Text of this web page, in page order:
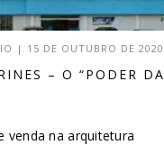
| 15 DE OUTUBRO DE 2020
– O “PODER DA
venda na arquitetura